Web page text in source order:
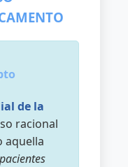
de la
racional
aquella